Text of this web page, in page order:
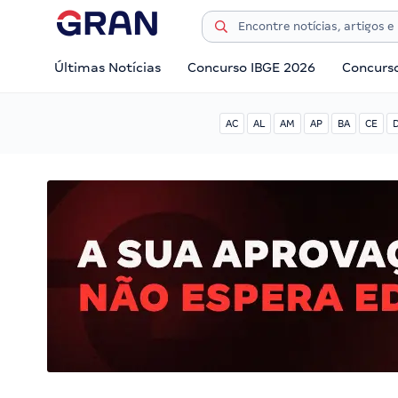
Últimas Notícias Concurso IBGE 2026
AC AL AM AP BA CE